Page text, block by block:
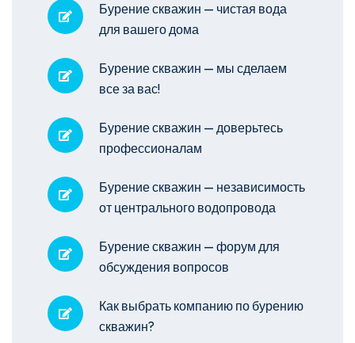
Бурение скважин — чистая вода
для вашего дома
Бурение скважин — мы сделаем
все за вас!
Бурение скважин — доверьтесь
профессионалам
Бурение скважин — независимость
от центрального водопровода
Бурение скважин — форум для
обсуждения вопросов
Как выбрать компанию по бурению
скважин?